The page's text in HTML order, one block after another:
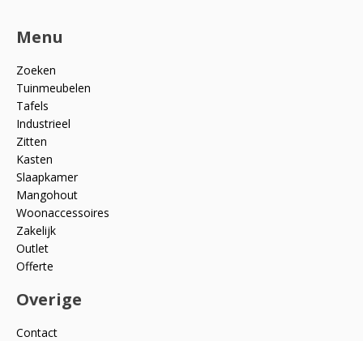
Menu
Zoeken
Tuinmeubelen
Tafels
Industrieel
Zitten
Kasten
Slaapkamer
Mangohout
Woonaccessoires
Zakelijk
Outlet
Offerte
Overige
Contact